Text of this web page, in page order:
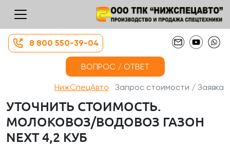
8 800 550-39-04
ВОПРОС / ОТВЕТ
НижСпецАвто Запрос стоимости / Заявка
УТОЧНИТЬ СТОИМОСТЬ.
МОЛОКОВОЗ/ВОДОВОЗ ГАЗОН
NEXT 4,2 КУБ